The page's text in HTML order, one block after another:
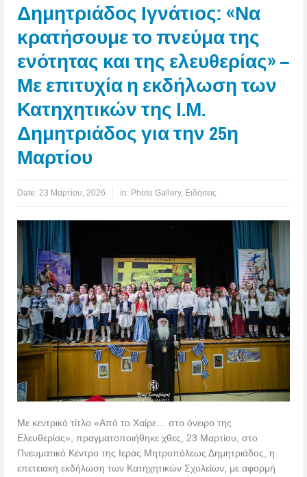
Δημητριάδος Ιγνάτιος: «Να
κρατήσουμε το πνεύμα της
ενότητας και της ελευθερίας» –
Με επιτυχία η εκδήλωση των
Κατηχητικών της Ι.Μ.
Δημητριάδος για την 25η
Μαρτίου
Date: 23 Μαρτίου, 2026 in: Photo Gallery, Ειδήσεις
Με κεντρικό τίτλο «Από το Χαίρε… στο όνειρο της
Ελευθερίας», πραγματοποιήθηκε χθες, 23 Μαρτίου, στο
Πνευματικό Κέντρο της Ιεράς Μητροπόλεως Δημητριάδος, η
επετειακή εκδήλωση των Κατηχητικών Σχολείων, με αφορμή